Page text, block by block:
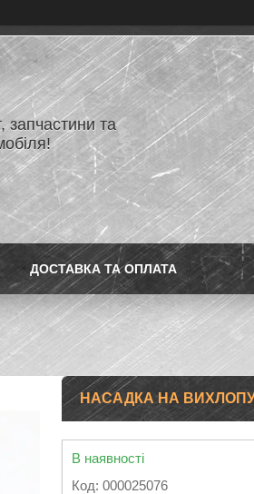
запчастини та
ДОСТАВКА ТА ОПЛАТА
НАСАДКА НА ВИХЛОПУ
В наявності
Код: 000025076